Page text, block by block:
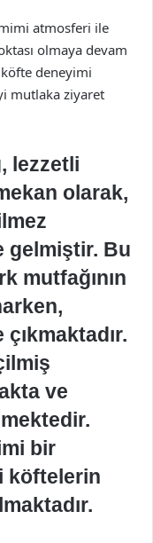
atmosferi ile
olmaya devam
deneyimi
mutlaka ziyaret
lezzetli
olarak,
gelmiştir. Bu
mutfağının
ve
bir
köftelerin